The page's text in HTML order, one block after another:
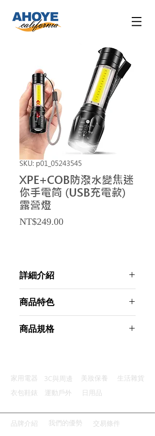
SKU: p01_05243545
XPE+COB防潑水變焦迷
你手電筒 (USB充電款)
露營燈
NT$249.00Price
詳細介紹
商品特色
側面柔光：側邊廣面積COB泛光
商品規格
主要材質：鋁合金
商品尺寸：9*2.5*2.5cm
產地名稱：中國大陸
代理商：亞桓有限公司
家用電器 3C與周邊 美妝保養
生活雜貨
衣包鞋錶
運動戶外 日用品
品牌介紹 我們的優勢 交易條件